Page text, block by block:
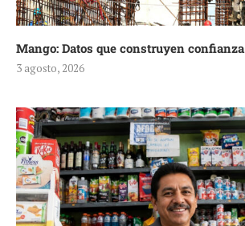
Mango: Datos que construyen confianza
3 agosto, 2026